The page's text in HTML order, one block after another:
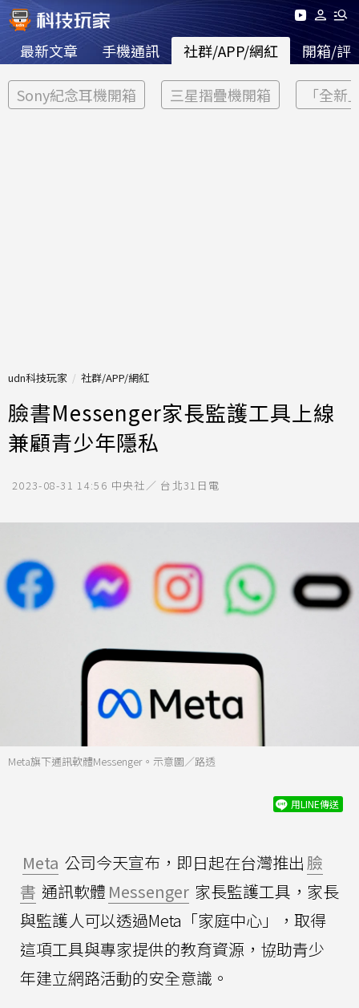
最新文章 手機通訊 社群/APP/網紅 開箱/評
Sony紀念耳機開箱 三星摺疊機開箱 「全新
udn科技玩家 社群/APP/網紅
臉書Messenger家長監護工具上線
兼顧青少年隱私
2023-08-31 14:56 中央社／ 台北31日電
Meta旗下通訊軟體Messenger。示意圖／路透
用LINE傳送
Meta 公司今天宣布，即日起在台灣推出臉
書 通訊軟體 Messenger 家長監護工具，家長
與監護人可以透過Meta「家庭中心」，取得
這項工具與專家提供的教育資源，協助青少
年建立網路活動的安全意識。